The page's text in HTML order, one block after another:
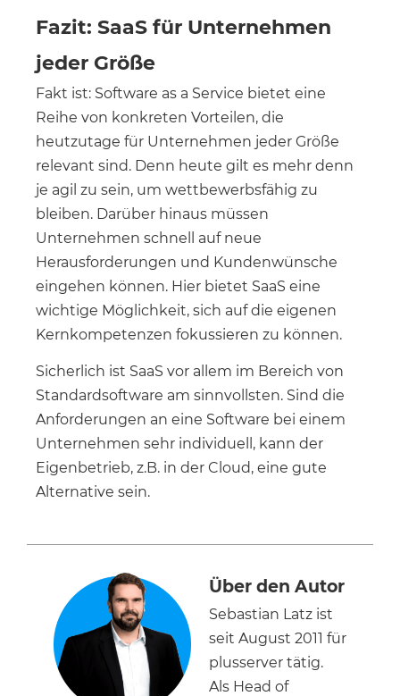
Fazit: SaaS für Unternehmen
jeder Größe
Fakt ist: Software as a Service bietet eine
Reihe von konkreten Vorteilen, die
heutzutage für Unternehmen jeder Größe
relevant sind. Denn heute gilt es mehr denn
je agil zu sein, um wettbewerbsfähig zu
bleiben. Darüber hinaus müssen
Unternehmen schnell auf neue
Herausforderungen und Kundenwünsche
eingehen können. Hier bietet SaaS eine
wichtige Möglichkeit, sich auf die eigenen
Kernkompetenzen fokussieren zu können.
Sicherlich ist SaaS vor allem im Bereich von
Standardsoftware am sinnvollsten. Sind die
Anforderungen an eine Software bei einem
Unternehmen sehr individuell, kann der
Eigenbetrieb, z.B. in der Cloud, eine gute
Alternative sein.
Über den Autor
Sebastian Latz ist
seit August 2011 für
plusserver tätig.
Als Head of